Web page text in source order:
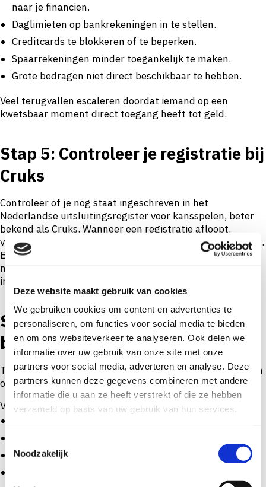
Deze website maakt gebruik van cookies
We gebruiken cookies om content en advertenties te
personaliseren, om functies voor social media te bieden
en om ons websiteverkeer te analyseren. Ook delen we
informatie over uw gebruik van onze site met onze
partners voor social media, adverteren en analyse. Deze
partners kunnen deze gegevens combineren met andere
informatie die u aan ze heeft verstrekt of die ze hebben
verzameld op basis van uw gebruik van hun services.
T
o
e
Noodzakelijk
naar je financiën.
Daglimieten op bankrekeningen in te stellen.
Creditcards te blokkeren of te beperken.
Spaarrekeningen minder toegankelijk te maken.
Grote bedragen niet direct beschikbaar te hebben.
Veel terugvallen escaleren doordat iemand op een
kwetsbaar moment direct toegang heeft tot geld.
Stap 5: Controleer je registratie bij
Cruks
Controleer of je nog staat ingeschreven in het
Nederlandse uitsluitingsregister voor kansspelen, beter
bekend als Cruks. Wanneer een registratie afloopt,
verdwijnt automatisch een belangrijke beschermingslaag.
Bespreek tijdig of verlenging verstandig is. Voor veel
mensen vormt Cruks een belangrijke drempel die
impulsief gokgedrag voorkomt.
Stap 6: Installeer of activeer
blokkeersoftware
Technische hulpmiddelen kunnen helpen om verleidingen
op afstand te houden.
Voorbeelden zijn:
Gamblock